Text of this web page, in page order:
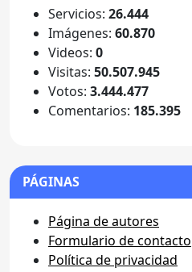
Servicios: 26.444
Imágenes: 60.870
Videos: 0
Visitas: 50.507.945
Votos: 3.444.477
Comentarios: 185.395
PÁGINAS
Página de autores
Formulario de contacto
Política de privacidad